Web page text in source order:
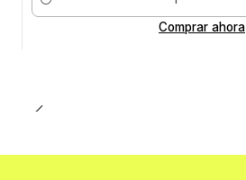
Cantidad
Comprar ahora